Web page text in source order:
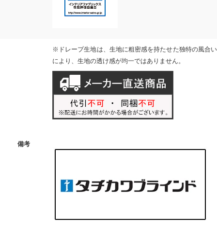
備考
※ドレープ生地は、生地に粗密感を持たせた独特の風合い
により、生地の透け感が均一ではありません。